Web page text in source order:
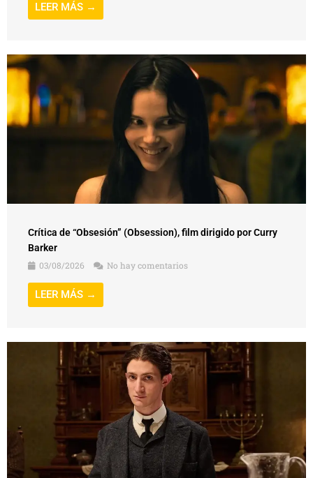
LEER MÁS →
Crítica de “Obsesión” (Obsession), film dirigido por Curry
Barker
03/08/2026
No hay comentarios
LEER MÁS →